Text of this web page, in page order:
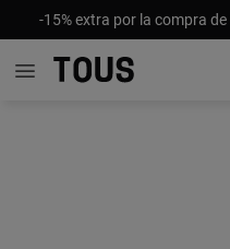
-15% extra por la compra